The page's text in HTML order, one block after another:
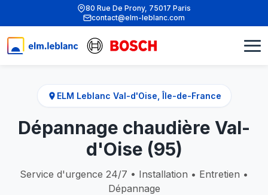
80 Rue De Prony, 75017 Paris
contact@elm-leblanc.com
ELM Leblanc Val-d'Oise, Île-de-France
Dépannage chaudière Val-
d'Oise (95)
Service d'urgence 24/7 • Installation • Entretien •
Dépannage